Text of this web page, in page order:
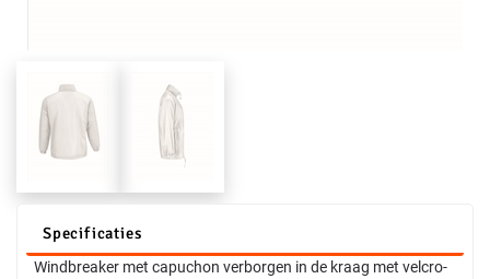
Specificaties
Windbreaker met capuchon verborgen in de kraag met velcro-